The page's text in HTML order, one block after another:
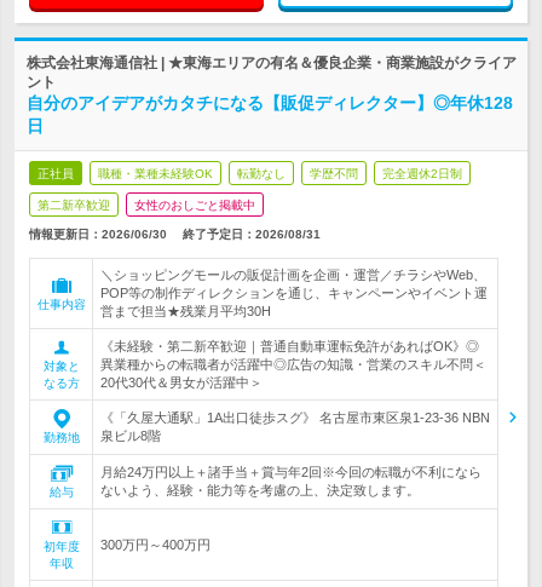
株式会社東海通信社 | ★東海エリアの有名＆優良企業・商業施設がクライア
ント
自分のアイデアがカタチになる【販促ディレクター】◎年休128
日
正社員 職種・業種未経験OK 転勤なし 学歴不問 完全週休2日制
第二新卒歓迎 女性のおしごと掲載中
情報更新日：2026/06/30 終了予定日： 2026/08/31
仕事内容
＼ショッピングモールの販促計画を企画・運営／チラシやWeb、
POP等の制作ディレクションを通じ、キャンペーンやイベント運
営まで担当★残業月平均30H
対象と
なる方
《未経験・第二新卒歓迎｜普通自動車運転免許があればOK》◎
異業種からの転職者が活躍中◎広告の知識・営業のスキル不問＜
20代30代＆男女が活躍中＞
勤務地
《「久屋大通駅」1A出口徒歩スグ》 名古屋市東区泉1-23-36 NBN
泉ビル8階
給与
月給24万円以上＋諸手当＋賞与年2回※今回の転職が不利になら
ないよう、経験・能力等を考慮の上、決定致します。
初年度
年収
300万円～400万円